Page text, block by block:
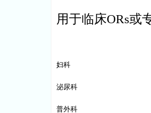
用于临床ORs或
妇科
泌尿科
普外科